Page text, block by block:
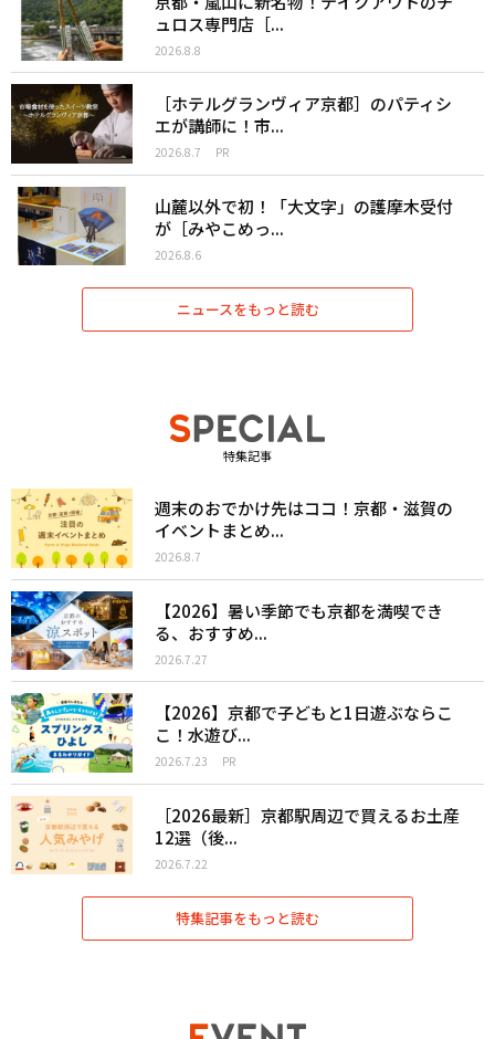
ュロス専門店［...
2026.8.8
［ホテルグランヴィア京都］のパティシ
エが講師に！市...
2026.8.7 PR
山麓以外で初！「大文字」の護摩木受付
が［みやこめっ...
2026.8.6
ニュースをもっと読む
特集記事
週末のおでかけ先はココ！京都・滋賀の
イベントまとめ...
2026.8.7
【2026】暑い季節でも京都を満喫でき
る、おすすめ...
2026.7.27
【2026】京都で子どもと1日遊ぶならこ
こ！水遊び...
2026.7.23 PR
［2026最新］京都駅周辺で買えるお土産
12選（後...
2026.7.22
特集記事をもっと読む